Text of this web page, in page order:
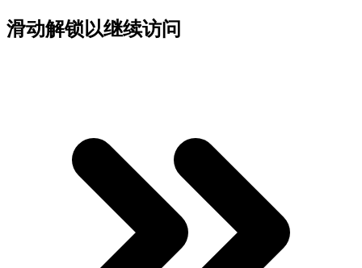
滑动解锁以继续访问